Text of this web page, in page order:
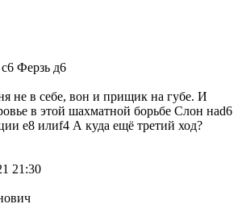
Ферзь д6
не в себе, вон и прищик на губе. И
в этой шахматной борьбе Слон наd6
е8 илиf4 А куда ещё третий ход?
21:30